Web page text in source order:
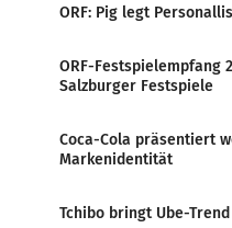
ORF: Pig legt
ORF-Festspielempfang
Salzburger Festspiele
Coca-Cola präsentiert
Markenidentität
Tchibo bringt Ube-